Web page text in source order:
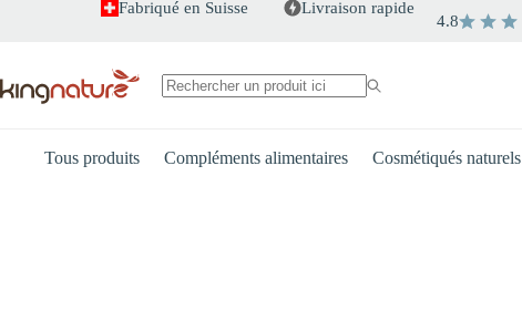
Fabriqué en Suisse Livraison rapide
4.8
Tous produits Compléments alimentaires Cosmétiqués naturels